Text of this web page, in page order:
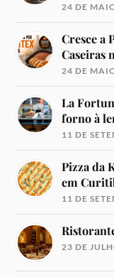
24 DE
Cresce a
Caseiras
24 DE
La
forno à
11 DE
Pizza da
em
11 DE
23 DE